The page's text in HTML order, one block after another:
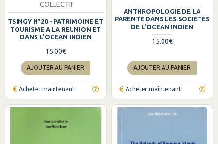
COLLECTIF
TSINGY N°20 - PATRIMOINE ET
TOURISME A LA REUNION ET
DANS L'OCEAN INDIEN
15.00€
AJOUTER AU PANIER
Acheter maintenant
ANTHROPOLOGIE DE LA
PARENTE DANS LES SOCIETES
DE L'OCEAN INDIEN
15.00€
AJOUTER AU PANIER
Acheter maintenant